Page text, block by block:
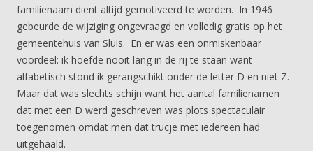
familienaam dient altijd gemotiveerd te worden. In 1946
gebeurde de wijziging ongevraagd en volledig gratis op het
gemeentehuis van Sluis. En er was een onmiskenbaar
voordeel: ik hoefde nooit lang in de rij te staan want
alfabetisch stond ik gerangschikt onder de letter D en niet Z.
Maar dat was slechts schijn want het aantal familienamen
dat met een D werd geschreven was plots spectaculair
toegenomen omdat men dat trucje met iedereen had
uitgehaald.